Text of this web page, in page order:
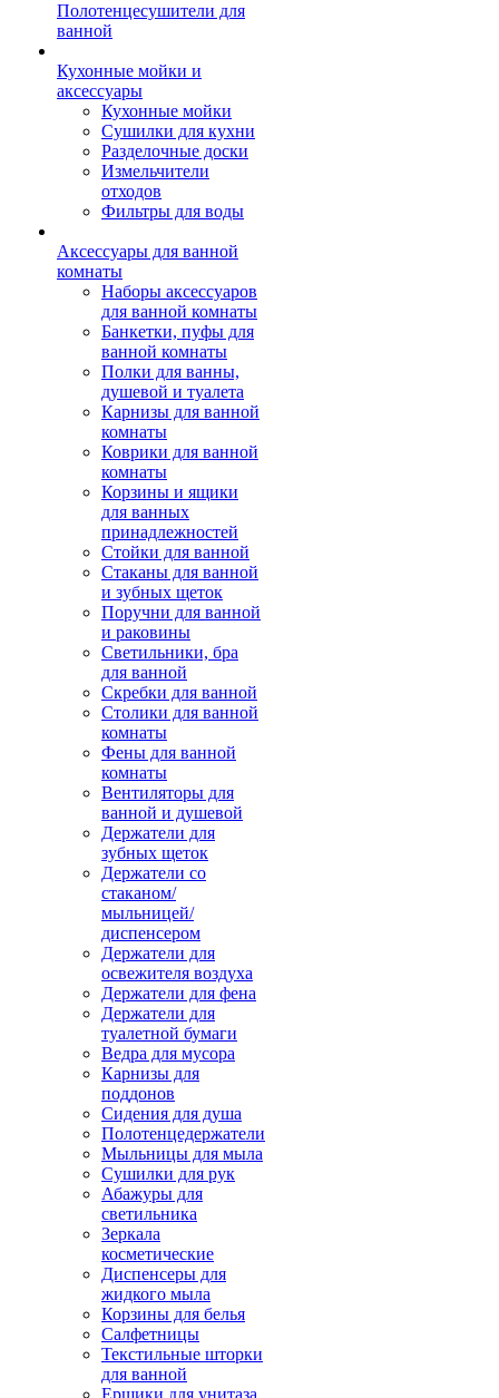
Полотенцесушители для
ванной
Кухонные мойки и
аксессуары
Кухонные мойки
Сушилки для кухни
Разделочные доски
Измельчители
отходов
Фильтры для воды
Аксессуары для ванной
комнаты
Наборы аксессуаров
для ванной комнаты
Банкетки, пуфы для
ванной комнаты
Полки для ванны,
душевой и туалета
Карнизы для ванной
комнаты
Коврики для ванной
комнаты
Корзины и ящики
для ванных
принадлежностей
Стойки для ванной
Стаканы для ванной
и зубных щеток
Поручни для ванной
и раковины
Светильники, бра
для ванной
Скребки для ванной
Столики для ванной
комнаты
Фены для ванной
комнаты
Вентиляторы для
ванной и душевой
Держатели для
зубных щеток
Держатели со
стаканом/
мыльницей/
диспенсером
Держатели для
освежителя воздуха
Держатели для фена
Держатели для
туалетной бумаги
Ведра для мусора
Карнизы для
поддонов
Сидения для душа
Полотенцедержатели
Мыльницы для мыла
Сушилки для рук
Абажуры для
светильника
Зеркала
косметические
Диспенсеры для
жидкого мыла
Корзины для белья
Салфетницы
Текстильные шторки
для ванной
Ершики для унитаза